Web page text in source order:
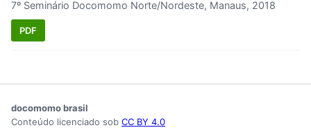
7º Seminário Docomomo Norte/Nordeste, Manaus, 2018
PDF
docomomo brasil
Conteúdo licenciado sob CC BY 4.0